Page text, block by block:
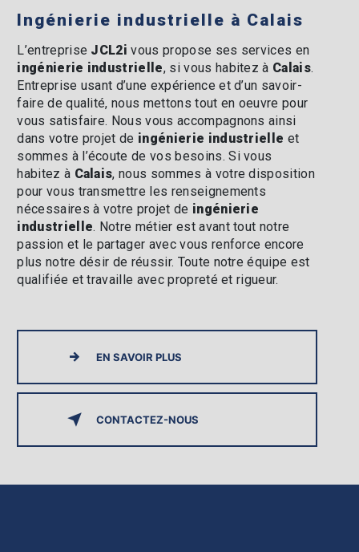
ingénierie industrielle à Calais
L’entreprise JCL2i vous propose ses services en
ingénierie industrielle, si vous habitez à Calais.
Entreprise usant d’une expérience et d’un savoir-
faire de qualité, nous mettons tout en oeuvre pour
vous satisfaire. Nous vous accompagnons ainsi
dans votre projet de ingénierie industrielle et
sommes à l’écoute de vos besoins. Si vous
habitez à Calais, nous sommes à votre disposition
pour vous transmettre les renseignements
nécessaires à votre projet de ingénierie
industrielle. Notre métier est avant tout notre
passion et le partager avec vous renforce encore
plus notre désir de réussir. Toute notre équipe est
qualifiée et travaille avec propreté et rigueur.
EN SAVOIR PLUS
CONTACTEZ-NOUS